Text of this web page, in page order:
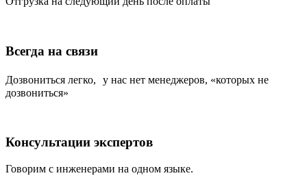
Всегда на связи
Дозвониться легко, у нас нет менеджеров, «которых не
дозвониться»
Консультации экспертов
Говорим с инженерами на одном языке.